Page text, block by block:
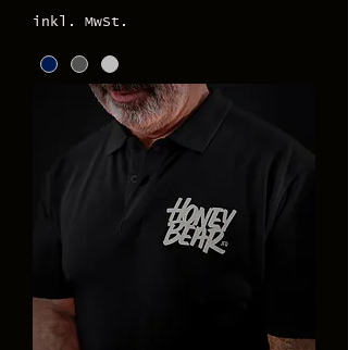
inkl. MwSt.